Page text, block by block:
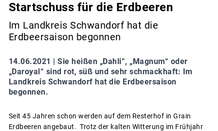
Startschuss für die Erdbeeren
Im Landkreis Schwandorf hat die
Erdbeersaison begonnen
14.06.2021 | Sie heißen „Dahli“, „Magnum“ oder
„Daroyal“ sind rot, süß und sehr schmackhaft: Im
Landkreis Schwandorf hat die Erdbeersaison
begonnen.
Seit 45 Jahren schon werden auf dem Resterhof in Grain
Erdbeeren angebaut. Trotz der kalten Witterung im Frühjahr